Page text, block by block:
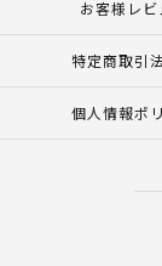
お客様レビ
特定商取引
個人情報ポ